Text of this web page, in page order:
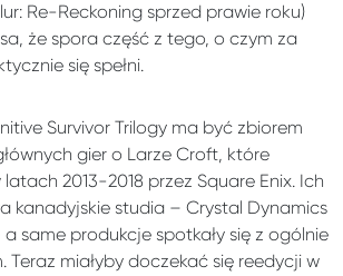
Re-Reckoning sprzed prawie roku)
że spora część z tego, o czym za
się spełni.
Survivor Trilogy ma być zbiorem
gier o Larze Croft, które
2013-2018 przez Square Enix. Ich
kanadyjskie studia – Crystal Dynamics
same produkcje spotkały się z ogólnie
Teraz miałyby doczekać się reedycji w